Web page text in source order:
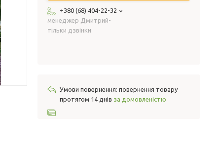
+380 (68) 404-22-32
менеджер Дмитрий-
тільки дзвінки
повернення товару
протягом 14 днів за домовленістю